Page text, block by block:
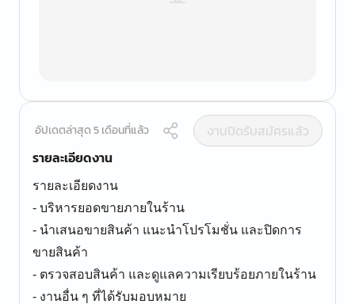
อัปเดตล่าสุด 5 เดือนที่แล้ว
งานปิดรับสมัครแล้ว
รายละเอียดงาน
รายละเอียดงาน
- บริหารยอดขายภายในร้าน
- นำเสนอขายสินค้า แนะนำโปรโมชั่น และปิดการ
ขายสินค้า
- ตรวจสอบสินค้า และดูแลความเรียบร้อยภายในร้าน
- งานอื่น ๆ ที่ได้รับมอบหมาย